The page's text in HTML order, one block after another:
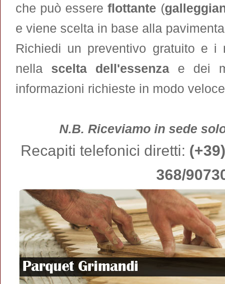
che può essereflottante (
e viene scelta in base alla
Richiedi un preventivo gratuito e i
nella scelta dell'essenza e dei
informazioni richieste in modo
N.B. Riceviamo in sede
Recapiti telefonici diretti:
368/